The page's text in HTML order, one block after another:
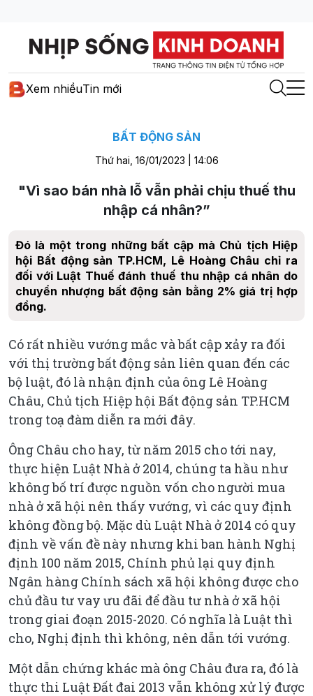
Xem nhiềuTin mới
BẤT ĐỘNG SẢN
Thứ hai, 16/01/2023 | 14:06
"Vì sao bán nhà lỗ vẫn phải chịu thuế thu
nhập cá nhân?”
Đó là một trong những bất cập mà Chủ tịch Hiệp
hội Bất động sản TP.HCM, Lê Hoàng Châu chỉ ra
đối với Luật Thuế đánh thuế thu nhập cá nhân do
chuyển nhượng bất động sản bằng 2% giá trị hợp
đồng.
Có rất nhiều vướng mắc và bất cập xảy ra đối
với thị trường bất động sản liên quan đến các
bộ luật, đó là nhận định của ông Lê Hoàng
Châu, Chủ tịch Hiệp hội Bất động sản TP.HCM
trong toạ đàm diễn ra mới đây.
Ông Châu cho hay, từ năm 2015 cho tới nay,
thực hiện Luật Nhà ở 2014, chúng ta hầu như
không bố trí được nguồn vốn cho người mua
nhà ở xã hội nên thấy vướng, vì các quy định
không đồng bộ. Mặc dù Luật Nhà ở 2014 có quy
định về vấn đề này nhưng khi ban hành Nghị
định 100 năm 2015, Chính phủ lại quy định
Ngân hàng Chính sách xã hội không được cho
chủ đầu tư vay ưu đãi để đầu tư nhà ở xã hội
trong giai đoạn 2015-2020. Có nghĩa là Luật thì
cho, Nghị định thì không, nên dẫn tới vướng.
Một dẫn chứng khác mà ông Châu đưa ra, đó là
thực thi Luật Đất đai 2013 vẫn không xử lý được